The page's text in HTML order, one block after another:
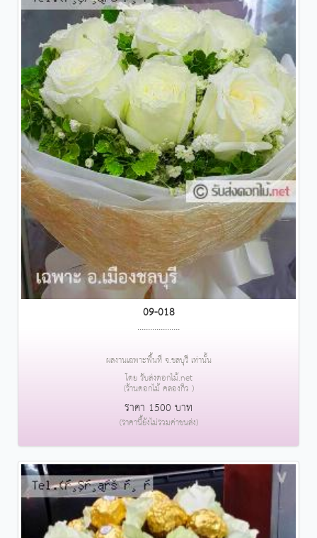
09-018
....................
ผลงานเฉพาะพื้นที่ จ.ชลบุรี เท่านั้น
โดย รับส่งดอกไม้.net
(ร้านดอกไม้ คลองกิ่ว )
ราคา 1500 บาท
(ราคานี้ยังไม่รวมค่าขนส่ง)